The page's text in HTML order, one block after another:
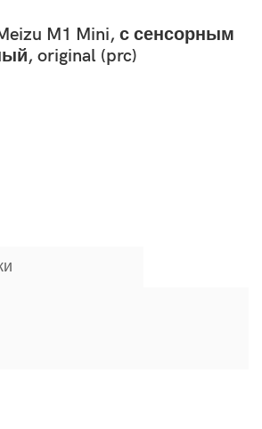
M1 Mini, с сенсорным
original (prc)